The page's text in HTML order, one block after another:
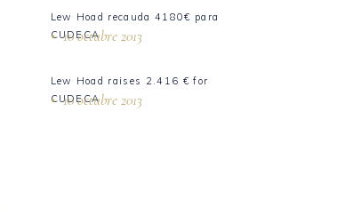
Lew Hoad recauda 4180€ para
CUDECA
10 octubre 2013
Lew Hoad raises 2.416 € for
CUDECA
10 octubre 2013